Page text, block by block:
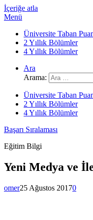
İçeriğe atla
Menü
Üniversite Taban
2 Yıllık Bölümler
4 Yıllık Bölümler
Ara
Arama:
Üniversite Taban
2 Yıllık Bölümler
4 Yıllık Bölümler
Başarı Sıralaması
Eğitim Bilgi
Yeni Medya ve
omer25 Ağustos 20170